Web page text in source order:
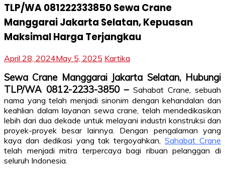
TLP/WA 081222333850 Sewa Crane
Manggarai Jakarta Selatan, Kepuasan
Maksimal Harga Terjangkau
April 28, 2024May 5, 2025 Kartika
Sewa Crane Manggarai Jakarta Selatan, Hubungi
TLP/WA 0812-2233-3850 – Sahabat Crane, sebuah
nama yang telah menjadi sinonim dengan kehandalan dan
keahlian dalam layanan sewa crane, telah mendedikasikan
lebih dari dua dekade untuk melayani industri konstruksi dan
proyek-proyek besar lainnya. Dengan pengalaman yang
kaya dan dedikasi yang tak tergoyahkan,Sahabat Crane
telah menjadi mitra terpercaya bagi ribuan pelanggan di
seluruh Indonesia.